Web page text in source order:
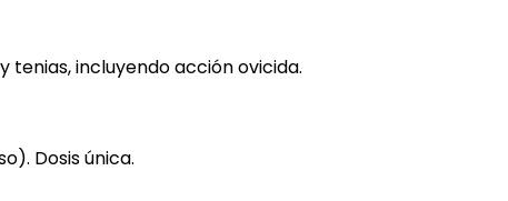
incluyendo acción ovicida.
Dosis única.